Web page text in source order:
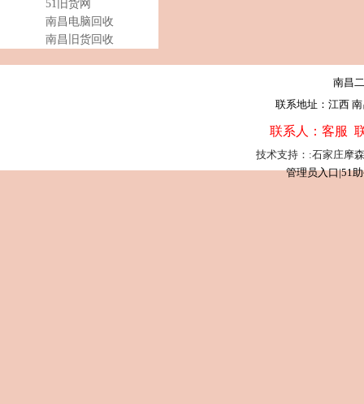
51旧货网
南昌电脑回收
南昌旧货回收
南昌
联系地址：江西
联系人：客服
技术支持：:石家庄摩
管理员入口|51